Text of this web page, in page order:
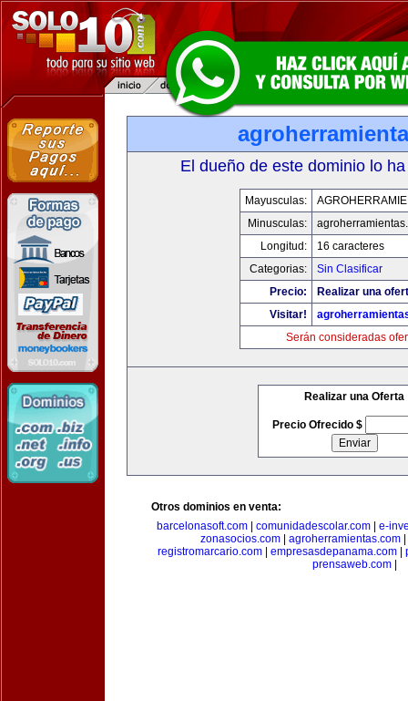
El dueño de este dominio lo
Mayusculas:
Minusculas:
Longitud:
16 caracteres
Categorias:
Sin Clasificar
Precio:
Realizar una
Visitar!
Serán consideradas
Realizar una Oferta
Precio Ofrecido $
Otros dominios en venta:
barcelonasoft.com
comunidadescolar.com
e-
zonasocios.com
agroherramientas.com
registromarcario.com| empresasdepanama.com|
prensaweb.com|